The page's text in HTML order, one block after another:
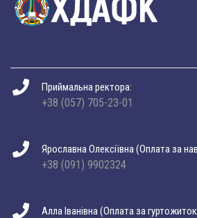
Приймальна ректора:
+38 (057) 705-23-01
Ярославна Олексіївна (Оплата за
+38 (091) 9902324
Алла Іванівна (Оплата за